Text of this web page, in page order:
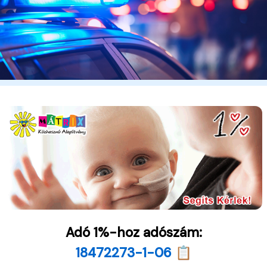
Adó 1%-hoz adószám:
18472273-1-06 📋